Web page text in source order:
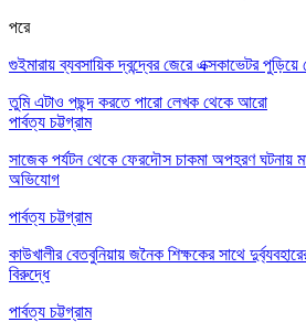
পরে
গুইমারায় ব্যবসায়িক দ্বন্দ্বের জেরে এক্সকাভেটর
তুমি এটাও পছন্দ করতে পারো লেখক থেকে আরো
পার্বত্য চট্টগ্রাম
সাজেক পর্যটন থেকে ফেরদৌস চাকমা অপহরণ ঘটনায়
অভিযোগ
পার্বত্য চট্টগ্রাম
কাউখালীর বেতবুনিয়ায় জনৈক শিক্ষকের সাথে
বিরুদ্ধে
পার্বত্য চট্টগ্রাম